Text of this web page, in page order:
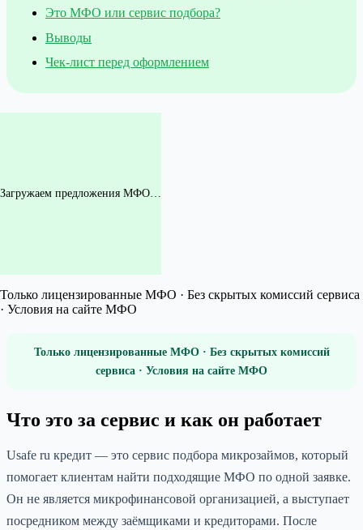
Это МФО или сервис подбора?
Выводы
Чек-лист перед оформлением
Загружаем предложения МФО…
Только лицензированные МФО · Без скрытых комиссий сервиса
· Условия на сайте МФО
Только лицензированные МФО · Без скрытых комиссий
сервиса · Условия на сайте МФО
Что это за сервис и как он работает
Usafe ru кредит — это сервис подбора микрозаймов, который
помогает клиентам найти подходящие МФО по одной заявке.
Он не является микрофинансовой организацией, а выступает
посредником между заёмщиками и кредиторами. После